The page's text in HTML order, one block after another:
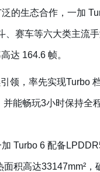
的生态合作，一加
、赛车等六大类主流
达 164.6 帧。
领，率先实现Turbo
能畅玩3小时保持全
Turbo 6 配备
积高达33147mm²